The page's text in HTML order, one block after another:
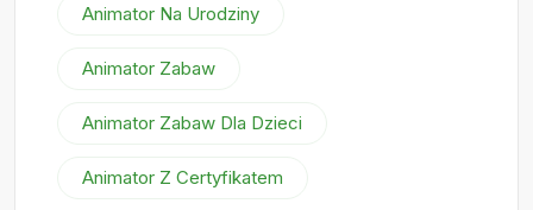
Animator Na Urodziny
Animator Zabaw
Animator Zabaw Dla Dzieci
Animator Z Certyfikatem